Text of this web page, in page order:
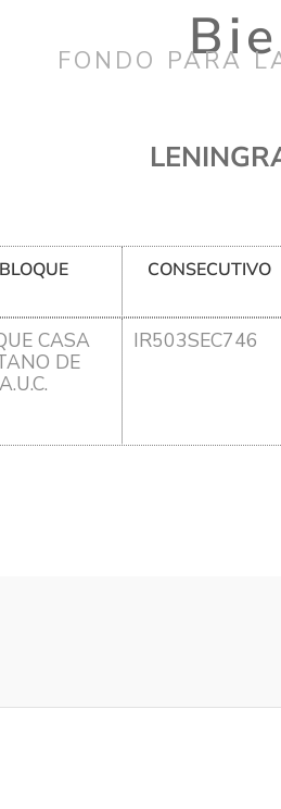
FONDO PARA
BLOQUE CONSECUTIVO
CASA
DE
IR503SEC746